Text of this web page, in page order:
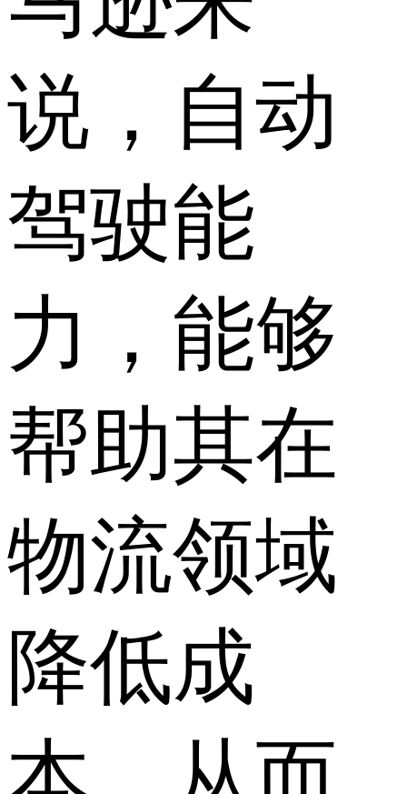
说，自动
驾驶能
力，能够
帮助其在
物流领域
降低成